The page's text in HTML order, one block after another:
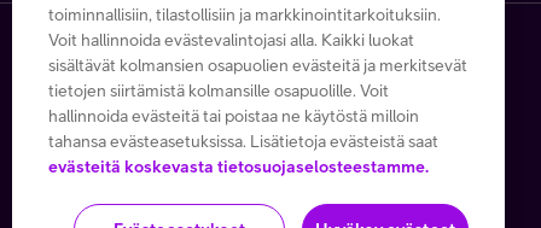
Wholesale
Business
5G yrityksille
Microsoft 365
Viat ja häiriöt
Laskut ja maksaminen
Asiakkuuden hallinta
Verkko ja tukiasemat
Referenssit
Asiakasvinkit
Webinaarit ja koulutukset
Podcastit
Telia Cygate
Telia yrityksenä
Vastuullisuus
Turvaverkko
Töissä Telialla
Copyright Telia Company 2026
Kaikki hinnat ALV 0 %
Tietosuoja ja -turva Käyttöehdot Evästeiden käyttö
Toimitusehdot
toiminnallisiin, tilastollisiin ja markkinointitarkoituksiin.
Voit hallinnoida evästevalintojasi alla. Kaikki luokat
sisältävät kolmansien osapuolien evästeitä ja merkitsevät
tietojen siirtämistä kolmansille osapuolille. Voit
hallinnoida evästeitä tai poistaa ne käytöstä milloin
tahansa evästeasetuksissa. Lisätietoja evästeistä saat
evästeitä koskevasta tietosuojaselosteestamme.